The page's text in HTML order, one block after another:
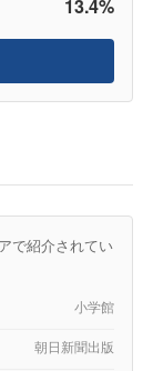
13.4%
で紹介されてい
小学館
朝日新聞出版